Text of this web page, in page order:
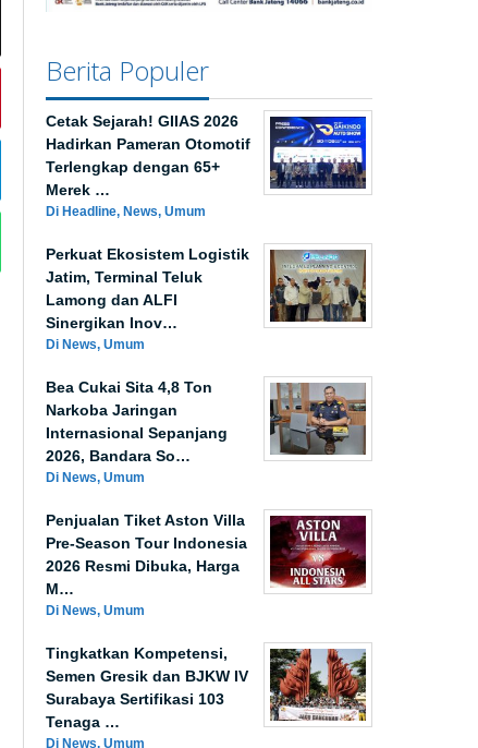
Berita Populer
Cetak Sejarah! GIIAS 2026
Hadirkan Pameran Otomotif
Terlengkap dengan 65+
Merek …
Di Headline, News, Umum
Perkuat Ekosistem Logistik
Jatim, Terminal Teluk
Lamong dan ALFI
Sinergikan Inov…
Di News, Umum
Bea Cukai Sita 4,8 Ton
Narkoba Jaringan
Internasional Sepanjang
2026, Bandara So…
Di News, Umum
Penjualan Tiket Aston Villa
Pre-Season Tour Indonesia
2026 Resmi Dibuka, Harga
M…
Di News, Umum
Tingkatkan Kompetensi,
Semen Gresik dan BJKW IV
Surabaya Sertifikasi 103
Tenaga …
Di News, Umum